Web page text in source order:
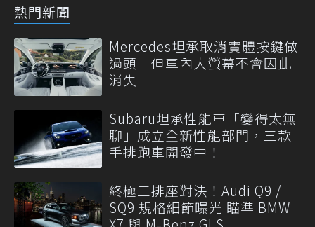
熱門新聞
Mercedes坦承取消實體按鍵做
過頭 但車內大螢幕不會因此
消失
Subaru坦承性能車「變得太無
聊」成立全新性能部門，三款
手排跑車開發中！
終極三排座對決！Audi Q9 /
SQ9 規格細節曝光 瞄準 BMW